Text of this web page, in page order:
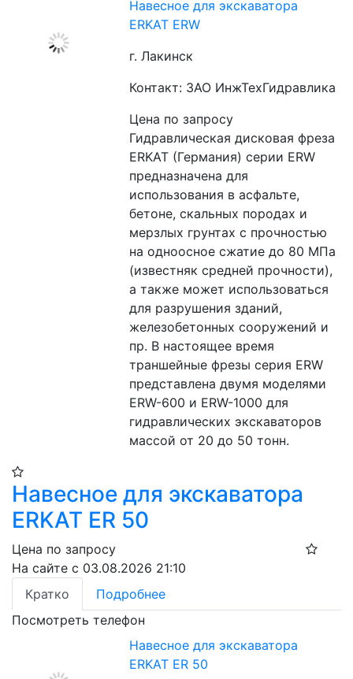
Навесное для экскаватора
ERKAT ERW
г. Лакинск
Контакт: ЗАО ИнжТехГидравлика
Цена по запросу
Гидравлическая дисковая фреза
ERKAT (Германия) серии ERW
предназначена для
использования в асфальте,
бетоне, скальных породах и
мерзлых грунтах с прочностью
на одноосное сжатие до 80 МПа
(известняк средней прочности),
а также может использоваться
для разрушения зданий,
железобетонных сооружений и
пр. В настоящее время
траншейные фрезы серия ERW
представлена двумя моделями
ERW-600 и ERW-1000 для
гидравлических экскаваторов
массой от 20 до 50 тонн.
Навесное для экскаватора
ERKAT ER 50
Цена по запросу
На сайте с 03.08.2026 21:10
Кратко
Подробнее
Посмотреть телефон
Навесное для экскаватора
ERKAT ER 50